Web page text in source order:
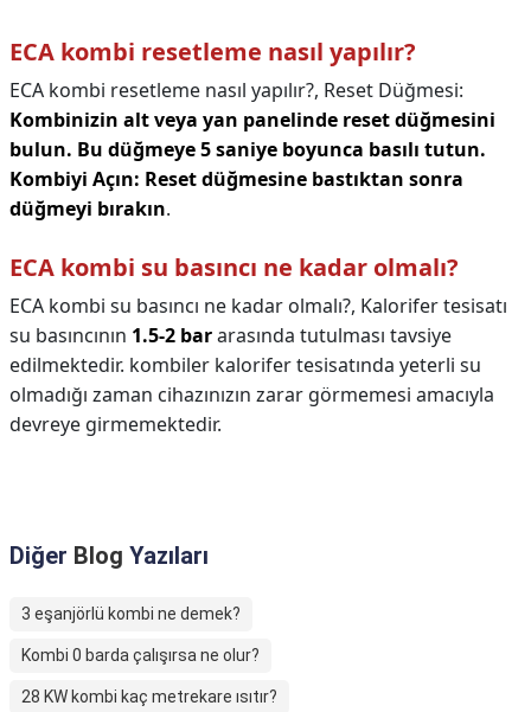
ECA kombi resetleme nasıl yapılır?
ECA kombi resetleme nasıl yapılır?, Reset Düğmesi:
Kombinizin alt veya yan panelinde reset düğmesini
bulun. Bu düğmeye 5 saniye boyunca basılı tutun.
Kombiyi Açın: Reset düğmesine bastıktan sonra
düğmeyi bırakın.
ECA kombi su basıncı ne kadar olmalı?
ECA kombi su basıncı ne kadar olmalı?, Kalorifer tesisatı
su basıncının 1.5-2 bararasında tutulması tavsiye
edilmektedir. kombiler kalorifer tesisatında yeterli su
olmadığı zaman cihazınızın zarar görmemesi amacıyla
devreye girmemektedir.
Diğer Blog Yazıları
3 eşanjörlü kombi ne demek?
Kombi 0 barda çalışırsa ne olur?
28 KW kombi kaç metrekare ısıtır?